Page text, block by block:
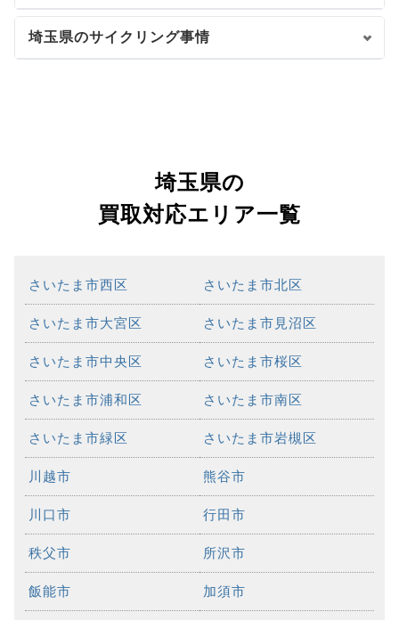
埼玉県のサイクリング事情
埼玉県の
買取対応エリア一覧
さいたま市西区 さいたま市北区
さいたま市大宮区 さいたま市見沼区
さいたま市中央区 さいたま市桜区
さいたま市浦和区 さいたま市南区
さいたま市緑区 さいたま市岩槻区
川越市 熊谷市
川口市 行田市
秩父市 所沢市
飯能市 加須市